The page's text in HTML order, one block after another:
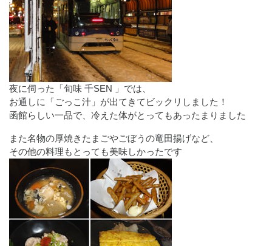
夜に伺った「旬味 千SEN 」では、
お通しに「ごっこ汁」が出てきてビックリしました！
函館らしい一品で、冷えた体がとってもあったまりました
また名物の厚焼きたまごやごぼうの竜田揚げなど、
その他の料理もとっても美味しかったです